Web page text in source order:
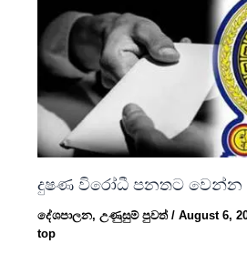
දුෂණ විරෝධී පනතට වෙන්න
දේශපාලන,උණුසුම් පුවත්/August 6,
top